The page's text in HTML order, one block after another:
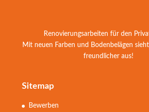
Renovierungsarbeiten für den
Mit neuen Farben und Bodenbelägen
freundlicher aus!
Sitemap
Bewerben